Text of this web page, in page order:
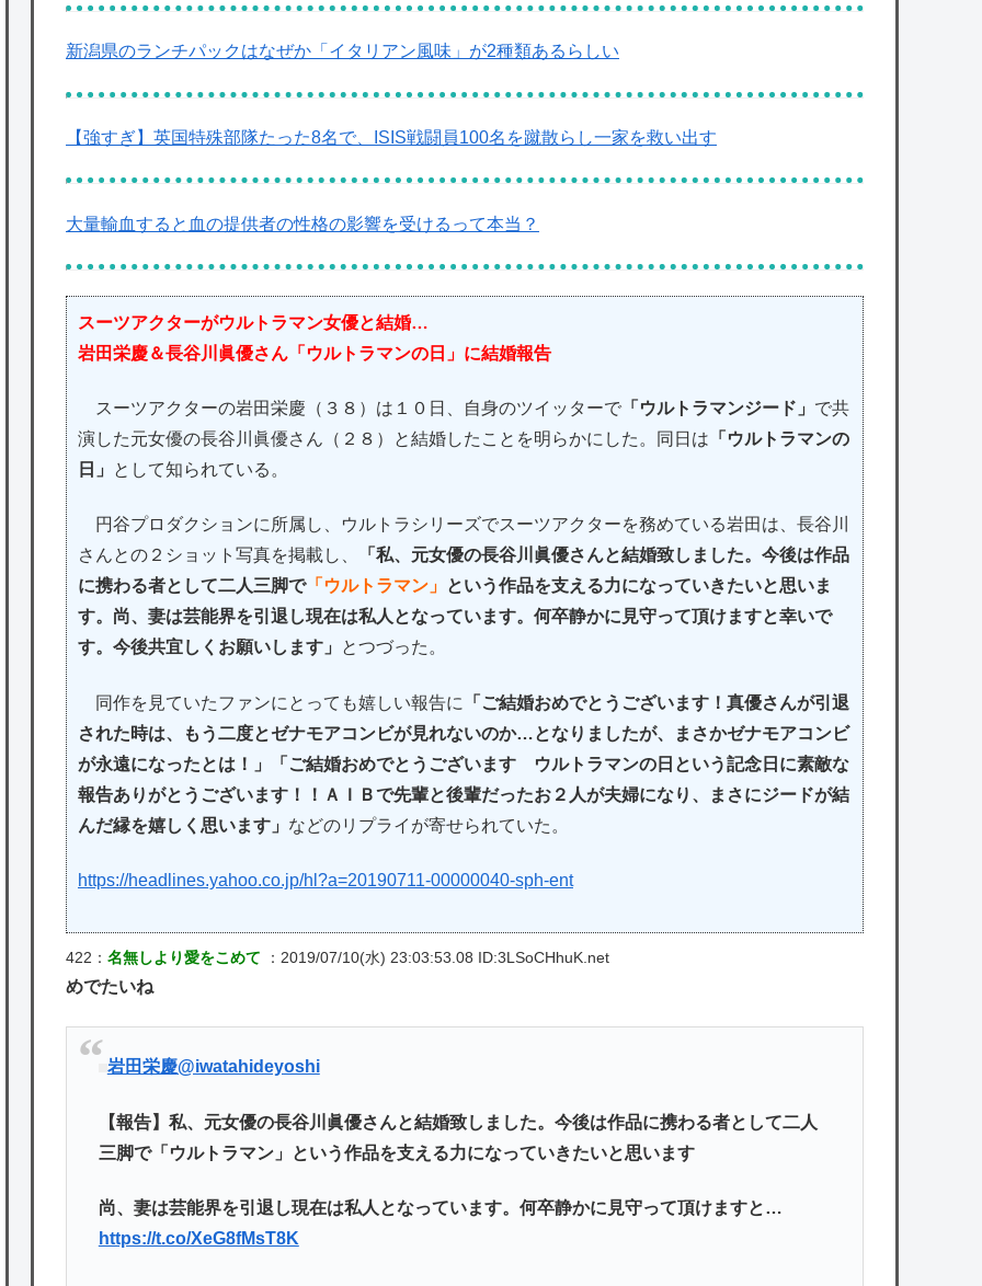
新潟県のランチパックはなぜか「イタリアン風味」が2種類あるらしい
【強すぎ】英国特殊部隊たった8名で、ISIS戦闘員100名を蹴散らし一家を救い出す
大量輸血すると血の提供者の性格の影響を受けるって本当？
スーツアクターがウルトラマン女優と結婚…
岩田栄慶＆長谷川眞優さん「ウルトラマンの日」に結婚報告
スーツアクターの岩田栄慶（３８）は１０日、自身のツイッターで 「ウルトラマンジード」 で共
演した元女優の長谷川眞優さん（２８）と結婚したことを明らかにした。同日は 「ウルトラマンの
日」
として知られている。
円谷プロダクションに所属し、ウルトラシリーズでスーツアクターを務めている岩田は、長谷川
さんとの２ショット写真を掲載し、
「私、元女優の長谷川眞優さんと結婚致しました。今後は作品
に携わる者として二人三脚で「ウルトラマン」 という作品を支える力になっていきたいと思いま
す。尚、妻は芸能界を引退し現在は私人となっています。何卒静かに見守って頂けますと幸いで
す。今後共宜しくお願いします」
とつづった。
同作を見ていたファンにとっても嬉しい報告に
「ご結婚おめでとうございます！真優さんが引退
された時は、もう二度とゼナモアコンビが見れないのか…となりましたが、まさかゼナモアコンビ
が永遠になったとは！」「ご結婚おめでとうございます ウルトラマンの日という記念日に素敵な
報告ありがとうございます！！ＡＩＢで先輩と後輩だったお２人が夫婦になり、まさにジードが結
んだ縁を嬉しく思います」 などのリプライが寄せられていた。
https://headlines.yahoo.co.jp/hl?a=20190711-00000040-sph-ent
422： 名無しより愛をこめて ：2019/07/10(水) 23:03:53.08 ID:3LSoCHhuK.net
めでたいね
岩田栄慶@iwatahideyoshi
【報告】私、元女優の長谷川眞優さんと結婚致しました。今後は作品に携わる者として二人
三脚で「ウルトラマン」という作品を支える力になっていきたいと思います
尚、妻は芸能界を引退し現在は私人となっています。何卒静かに見守って頂けますと…
https://t.co/XeG8fMsT8K